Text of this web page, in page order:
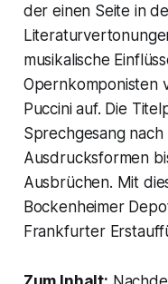
der einen Seite in
musikalische
Opernkomponisten
Puccini auf. Die
Sprechgesang
Ausdrucksformen
Ausbrüchen. Mit
Bockenheimer
Frankfurter